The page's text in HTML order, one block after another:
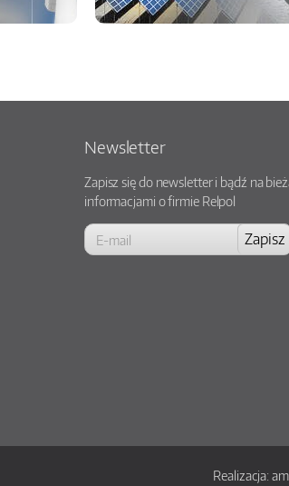
Newsletter
Zapisz się do newsletter i bądź na
informacjami o firmie Relpol
Realizacja: